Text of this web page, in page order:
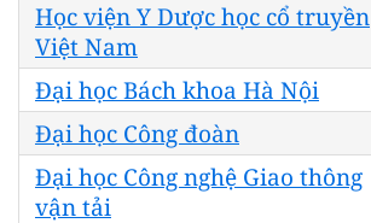
Học viện Y Dược học cổ truyền
Việt Nam
Đại học Bách khoa Hà Nội
Đại học Công đoàn
Đại học Công nghệ Giao thông
vận tải